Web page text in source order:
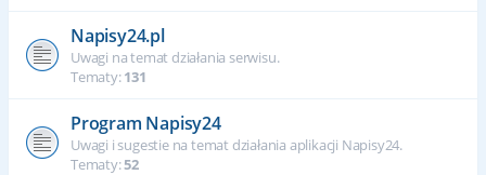
Napisy24.pl
Uwagi na temat działania serwisu.
Tematy:131
Program Napisy24
Uwagi i sugestie na temat działania aplikacji Napisy24.
Tematy:52